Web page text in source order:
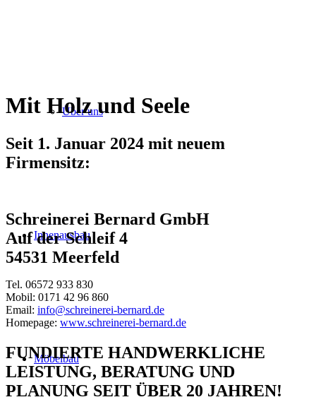
Über uns
Innenausbau
Möbelbau
Mit Holz und Seele
Seit 1. Januar 2024 mit neuem
Firmensitz:
Schreinerei Bernard GmbH
Auf der Schleif 4
54531 Meerfeld
Tel. 06572 933 830
Mobil: 0171 42 96 860
Email: info@schreinerei-bernard.de
Homepage: www.schreinerei-bernard.de
FUNDIERTE HANDWERKLICHE
LEISTUNG, BERATUNG UND
PLANUNG SEIT ÜBER 20 JAHREN!